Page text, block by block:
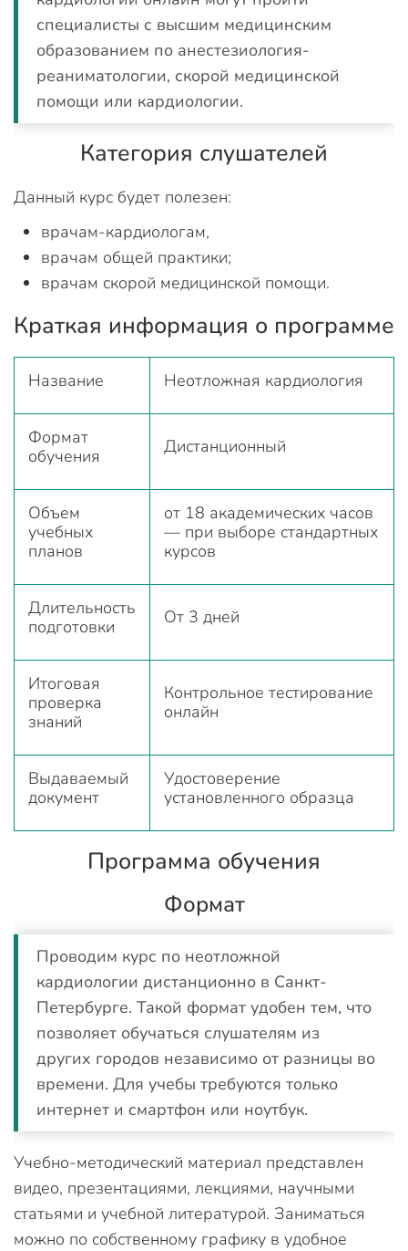
специалисты с высшим медицинским
образованием по анестезиология-
реаниматологии, скорой медицинской
помощи или кардиологии.
Категория слушателей
Данный курс будет полезен:
врачам-кардиологам,
врачам общей практики;
врачам скорой медицинской помощи.
Краткая информация о программе
Название Неотложная кардиология
Формат
обучения
Дистанционный
Объем
учебных
планов
от 18 академических часов
— при выборе стандартных
курсов
Длительность
подготовки
От 3 дней
Итоговая
проверка
знаний
Контрольное тестирование
онлайн
Выдаваемый
документ
Удостоверение
установленного образца
Программа обучения
Формат
Проводим курс по неотложной
кардиологии дистанционно в Санкт-
Петербурге. Такой формат удобен тем, что
позволяет обучаться слушателям из
других городов независимо от разницы во
времени. Для учебы требуются только
интернет и смартфон или ноутбук.
Учебно-методический материал представлен
видео, презентациями, лекциями, научными
статьями и учебной литературой. Заниматься
можно по собственному графику в удобное